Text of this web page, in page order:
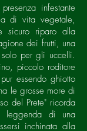
infestante
di vita vegetale,
sicuro riparo alla
dei frutti, una
per gli uccelli.
piccolo roditore
essendo ghiotto
le grosse more di
del Prete" ricorda
leggenda di una
inchinata alla